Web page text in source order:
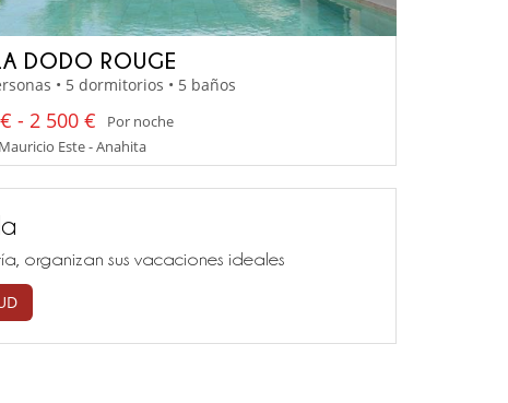
DODO ROUGE
• 5 dormitorios • 5 baños
- 2 500 €
Por noche
Este - Anahita
organizan sus vacaciones ideales